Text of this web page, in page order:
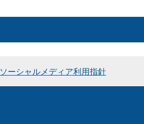
ソーシャルメディア利用指針